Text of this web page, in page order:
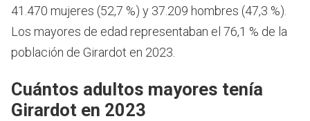
41.470 mujeres (52,7 %) y 37.209 hombres (47,3 %).
Los mayores de edad representaban el 76,1 % de la
población de Girardot en 2023.
Cuántos adultos mayores tenía
Girardot en 2023